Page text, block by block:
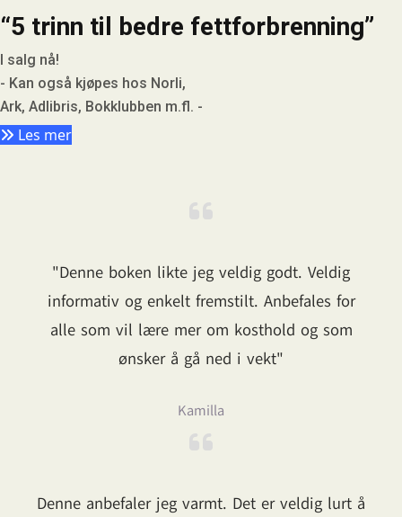
“5 trinn til bedre fettforbrenning”
I salg nå!
- Kan også kjøpes hos Norli,
Ark, Adlibris, Bokklubben m.fl. -
Les mer
"Denne boken likte jeg veldig godt. Veldig
informativ og enkelt fremstilt. Anbefales for
alle som vil lære mer om kosthold og som
ønsker å gå ned i vekt"
Kamilla
Denne anbefaler jeg varmt. Det er veldig lurt å